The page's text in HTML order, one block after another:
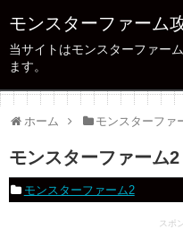
モンスターファーム
当サイトはモンスターファー
ます。
ホーム モンスターファ
モンスターファーム
モンスターファーム2
スポ